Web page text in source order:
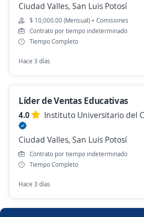
San Luis Potosí, San Luis Potosí
$ 11,000.00 (Mensual)
Hace 7 días
Ayudante general chófer
San Luis Potosí, San Luis Potosí
Más de 30 días
Nuevas ofertas de empleo
Empleos similares
Operador/a Chófer de camión
Ciudad Valles, San Luis Potosí
$ 10,000.00 (Mensual) + Comisiones
Contrato por tiempo indeterminado
Tiempo Completo
Hace 3 días
Líder de Ventas Educativas
4.0 Instituto Universitario del
Ciudad Valles, San Luis Potosí
Contrato por tiempo indeterminado
Tiempo Completo
Hace 3 días